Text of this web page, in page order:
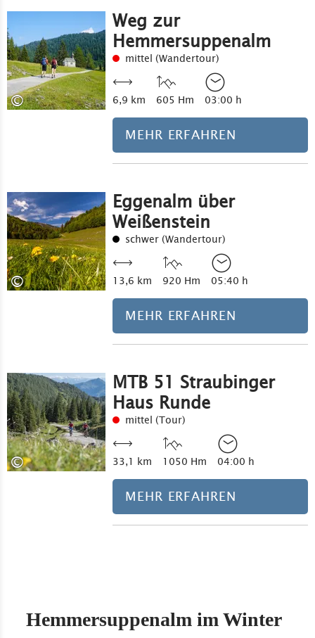
©
Weg zur
Hemmersuppenalm
mittel (Wandertour)
6,9 km 605 Hm 03:00 h
MEHR ERFAHREN
©
Eggenalm über
Weißenstein
schwer (Wandertour)
13,6 km 920 Hm 05:40 h
MEHR ERFAHREN
©
MTB 51 Straubinger
Haus Runde
mittel (Tour)
33,1 km 1050 Hm 04:00 h
MEHR ERFAHREN
Hemmersuppenalm im Winter